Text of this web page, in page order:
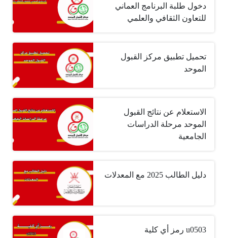
دخول طلبة البرنامج العماني
للتعاون الثقافي والعلمي
تحميل تطبيق مركز القبول
الموحد
الاستعلام عن نتائج القبول
الموحد مرحلة الدراسات
الجامعية
دليل الطالب 2025 مع المعدلات
u0503 رمز أي كلية